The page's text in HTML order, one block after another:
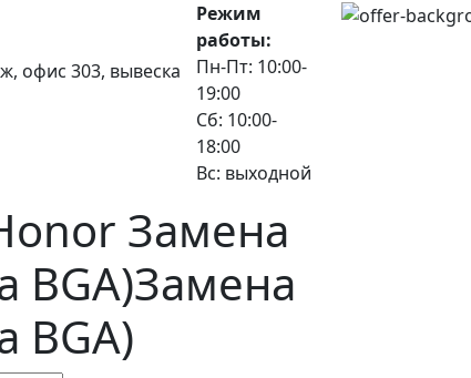
офис 303, вывеска
Режим
работы:
Пн-Пт: 10:00-
19:00
Сб: 10:00-
18:00
Вс: выходной
Замена
BGA)Замена
BGA)